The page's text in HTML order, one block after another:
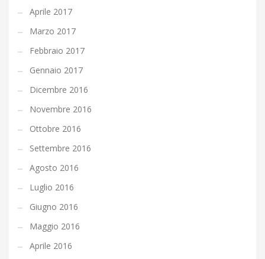
Aprile 2017
Marzo 2017
Febbraio 2017
Gennaio 2017
Dicembre 2016
Novembre 2016
Ottobre 2016
Settembre 2016
Agosto 2016
Luglio 2016
Giugno 2016
Maggio 2016
Aprile 2016